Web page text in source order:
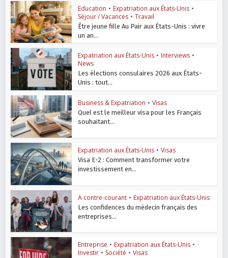
Education • Expatriation aux États-Unis •
Séjour / Vacances • Travail
Être jeune fille Au Pair aux États-Unis : vivre
un an...
Expatriation aux États-Unis • Interviews •
News
Les élections consulaires 2026 aux États-
Unis : tout...
Business & Expatriation • Visas
Quel est le meilleur visa pour les Français
souhaitant...
Expatriation aux États-Unis • Visas
Visa E-2 : Comment transformer votre
investissement en...
A contre-courant • Expatriation aux États-Unis
Les confidences du médecin français des
entreprises...
Entreprise • Expatriation aux États-Unis •
Investir • Société • Visas